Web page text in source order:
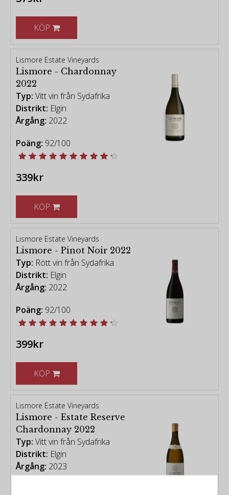
KÖP
Lismore Estate Vineyards
Lismore - Chardonnay
2022
Typ: Vitt vin från Sydafrika
Distrikt: Elgin
Årgång: 2022
Poäng: 92/100
339kr
KÖP
Lismore Estate Vineyards
Lismore - Pinot Noir 2022
Typ: Rött vin från Sydafrika
Distrikt: Elgin
Årgång: 2022
Poäng: 92/100
399kr
KÖP
Lismore Estate Vineyards
Lismore - Estate Reserve
Chardonnay 2022
Typ: Vitt vin från Sydafrika
Distrikt: Elgin
Årgång: 2023